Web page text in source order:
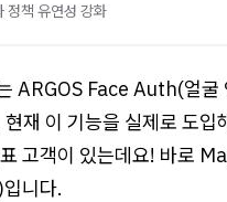
책 유연성 강화
ARGOS Face Auth(얼굴
재 이 기능을 실제로 도입
고객이 있는데요! 바로
니다.